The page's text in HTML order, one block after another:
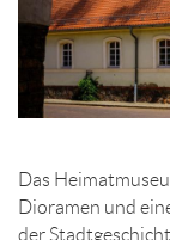
Das
Dioramen und
der